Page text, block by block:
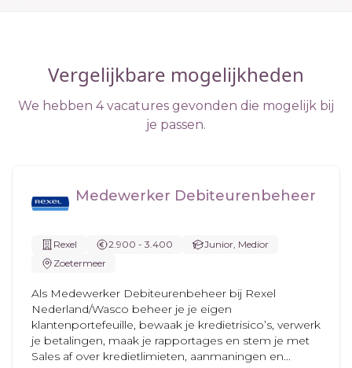
Vergelijkbare mogelijkheden
We hebben 4 vacatures gevonden die mogelijk bij
je passen.
Medewerker Debiteurenbeheer
Rexel 2.900 - 3.400
Junior, Medior
Zoetermeer
Als Medewerker Debiteurenbeheer bij Rexel
Nederland/Wasco beheer je je eigen
klantenportefeuille, bewaak je kredietrisico’s, verwerk
je betalingen, maak je rapportages en stem je met
Sales af over kredietlimieten, aanmaningen en...